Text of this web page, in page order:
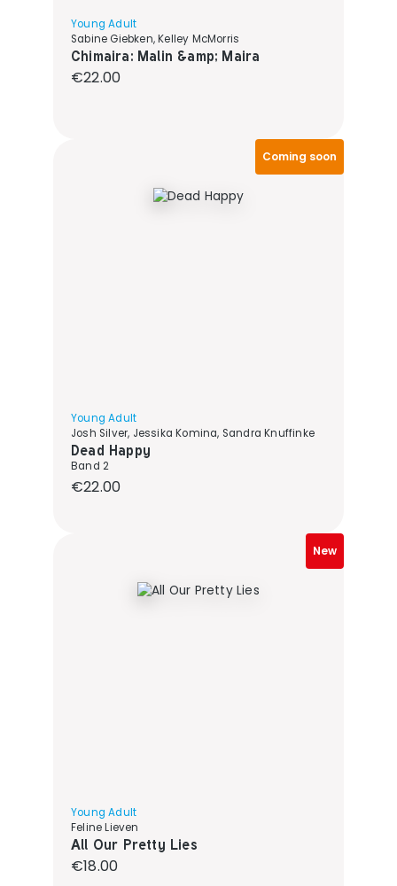
Young Adult
Sabine Giebken, Kelley McMorris
Chimaira: Malin &amp; Maira
Regular price:
€22.00
Coming soon
Young Adult
Josh Silver, Jessika Komina, Sandra Knuffinke
Dead Happy
Band 2
Regular price:
€22.00
New
Young Adult
Feline Lieven
All Our Pretty Lies
Regular price:
€18.00